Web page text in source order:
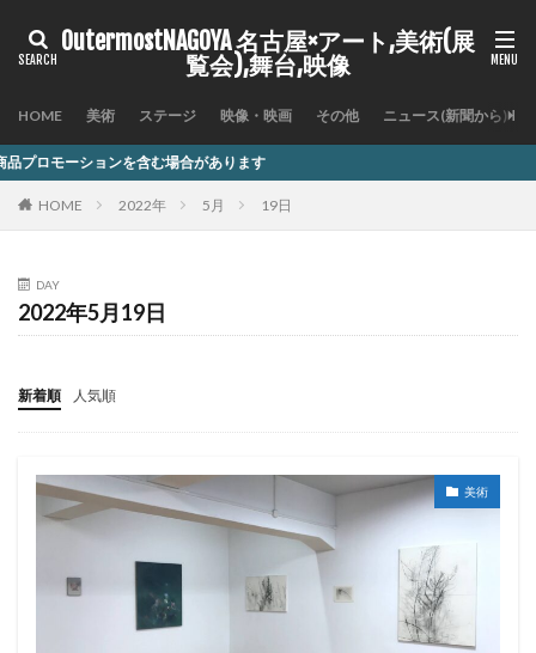
OutermostNAGOYA 名古屋×アート,美術(展
覧会),舞台,映像
HOME 美術 ステージ 映像・映画 その他 ニュース(新聞から)
む場合があります
HOME 2022年 5月 19日
DAY
2022年5月19日
新着順 人気順
美術